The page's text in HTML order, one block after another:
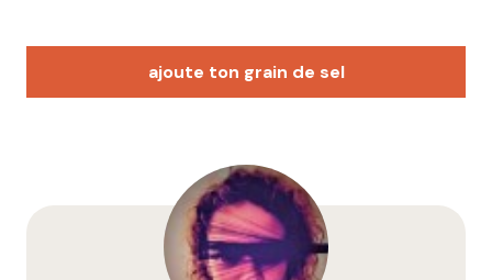
ajoute ton grain de sel
Votre adresse e-mail ne sera pas publiée.
champs obligatoires sont indiqués avec